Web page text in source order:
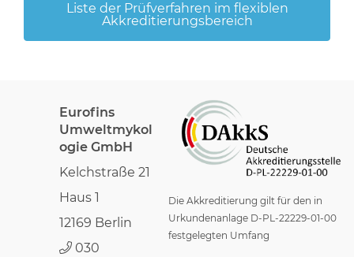
Liste der Prüfverfahren im flexiblen
Akkreditierungsbereich
Die Akkreditierung gilt für den in
Urkundenanlage D-PL-22229-01-00
festgelegten Umfang
Eurofins
Umweltmykol
ogie GmbH
Kelchstraße 21
Haus 1
12169 Berlin
030